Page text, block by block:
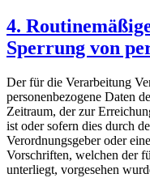
4.
Sperrung von
Der für die Verarbeitung
personenbezogene Daten
Zeitraum, der zur
ist oder sofern dies durch
Verordnungsgeber oder
Vorschriften, welchen der
unterliegt, vorgesehen